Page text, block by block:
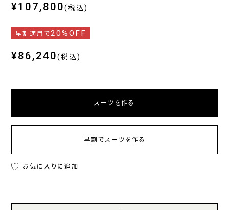
¥107,800(税込)
早割適用で20%OFF
¥86,240(税込)
スーツを作る
早割でスーツを作る
お気に入りに追加